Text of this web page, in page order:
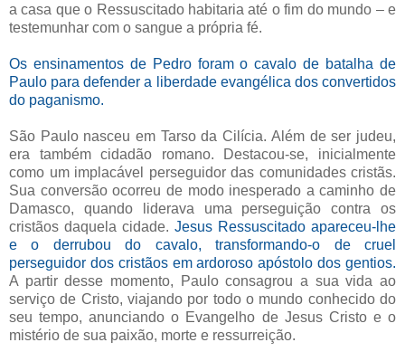
a casa que o Ressuscitado habitaria até o fim do mundo – e
testemunhar com o sangue a própria fé.
Os ensinamentos de Pedro foram o cavalo de batalha de
Paulo para defender a liberdade evangélica dos convertidos
do paganismo.
São Paulo nasceu em Tarso da Cilícia. Além de ser judeu,
era também cidadão romano. Destacou-se, inicialmente
como um implacável perseguidor das comunidades cristãs.
Sua conversão ocorreu de modo inesperado a caminho de
Damasco, quando liderava uma perseguição contra os
cristãos daquela cidade. Jesus Ressuscitado apareceu-lhe
e o derrubou do cavalo, transformando-o de cruel
perseguidor dos cristãos em ardoroso apóstolo dos gentios.
A partir desse momento, Paulo consagrou a sua vida ao
serviço de Cristo, viajando por todo o mundo conhecido do
seu tempo, anunciando o Evangelho de Jesus Cristo e o
mistério de sua paixão, morte e ressurreição.